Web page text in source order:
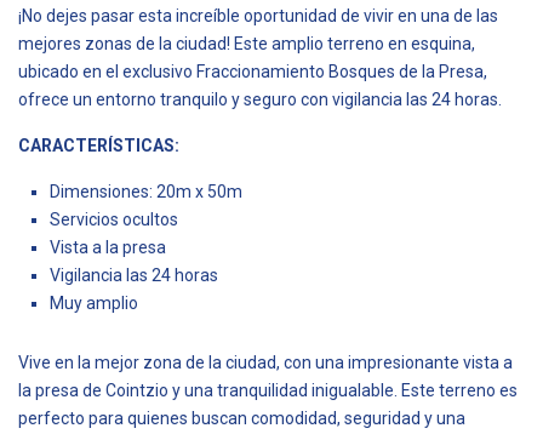
¡No dejes pasar esta increíble oportunidad de vivir en una de las
mejores zonas de la ciudad! Este amplio terreno en esquina,
ubicado en el exclusivo Fraccionamiento Bosques de la Presa,
ofrece un entorno tranquilo y seguro con vigilancia las 24 horas.
CARACTERÍSTICAS:
Dimensiones: 20m x 50m
Servicios ocultos
Vista a la presa
Vigilancia las 24 horas
Muy amplio
Vive en la mejor zona de la ciudad, con una impresionante vista a
la presa de Cointzio y una tranquilidad inigualable. Este terreno es
perfecto para quienes buscan comodidad, seguridad y una